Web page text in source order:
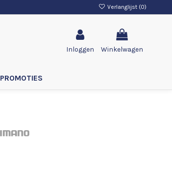
Verlanglijst (0)
Inloggen Winkelwagen
PROMOTIES